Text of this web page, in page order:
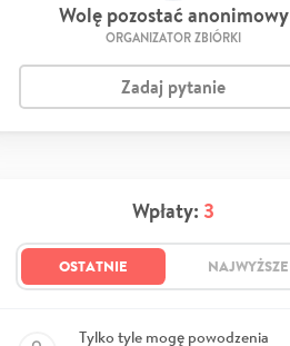
Wolę pozostać anonimowy
ORGANIZATOR ZBIÓRKI
Zadaj pytanie
Wpłaty: 3
OSTATNIE NAJWYŻSZE
Tylko tyle mogę powodzenia